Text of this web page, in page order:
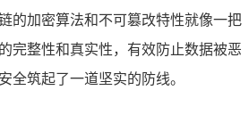
的加密算法和不可篡改特性就像一把
完整性和真实性，有效防止数据被恶
全筑起了一道坚实的防线。